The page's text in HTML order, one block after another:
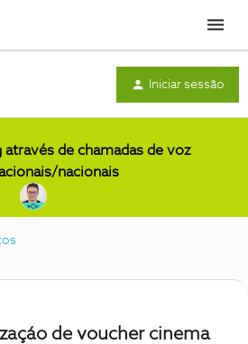
Menu
Iniciar sessão
através de chamadas de voz
nacionais
de voucher cinema